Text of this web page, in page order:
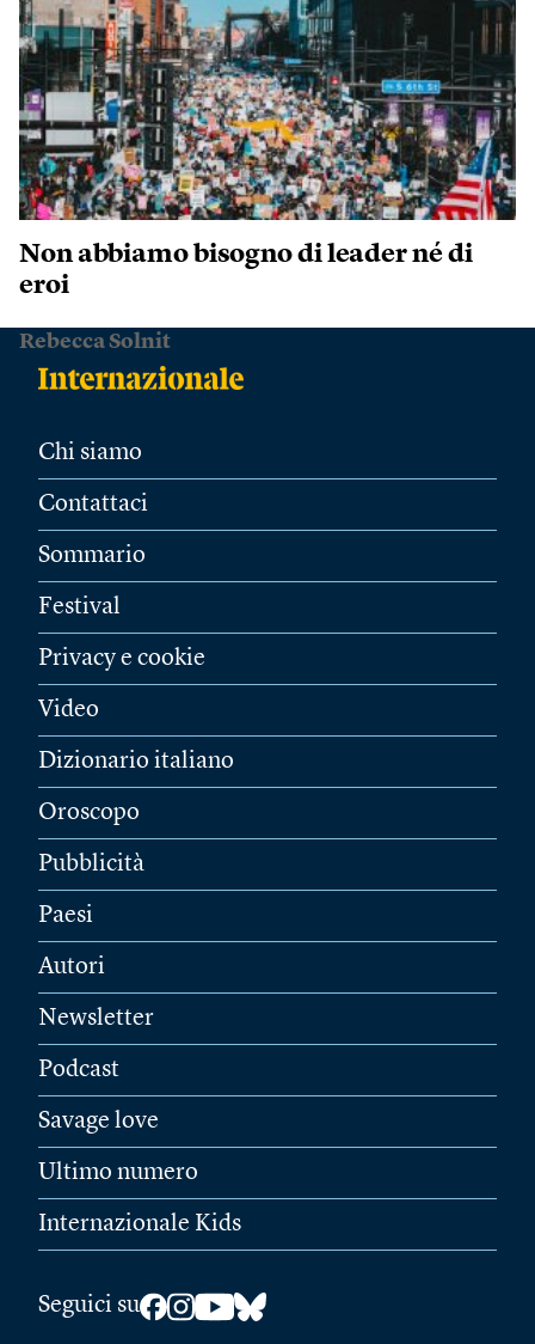
Non abbiamo bisogno di leader né di
eroi
Rebecca Solnit
Chi siamo
Contattaci
Sommario
Festival
Privacy e cookie
Video
Dizionario italiano
Oroscopo
Pubblicità
Paesi
Autori
Newsletter
Podcast
Savage love
Ultimo numero
Internazionale Kids
Seguici su